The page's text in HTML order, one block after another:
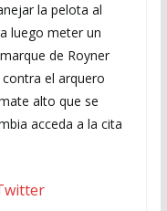
la pelota al
luego meter un
de Royner
el arquero
alto que se
acceda a la cita